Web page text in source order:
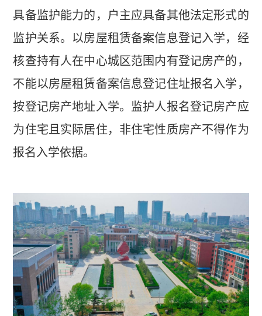
具备监护能力的，户主应具备其他法定形式的
监护关系。以房屋租赁备案信息登记入学，经
核查持有人在中心城区范围内有登记房产的，
不能以房屋租赁备案信息登记住址报名入学，
按登记房产地址入学。监护人报名登记房产应
为住宅且实际居住，非住宅性质房产不得作为
报名入学依据。